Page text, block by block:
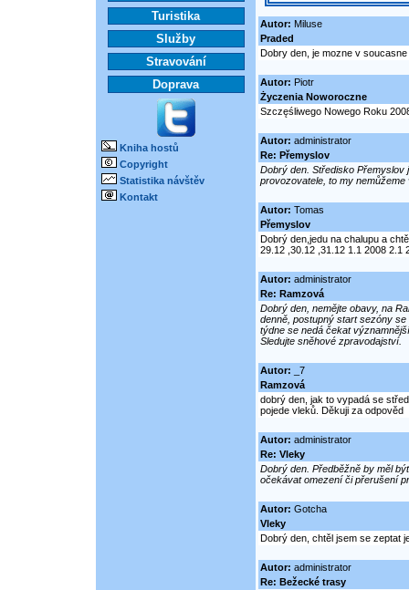
Turistika
Služby
Stravování
Doprava
Kniha hostů
Copyright
Statistika návštěv
Kontakt
Autor: Miluse
Praded
Dobry den, je mozne v
Autor: Piotr
Życzenia Noworoczne
Szczęśliwego Nowego Roku
Autor: administrator
Re: Přemyslov
Dobrý den. Středisko Přemyslov
provozovatele, to my nemůžeme
Autor: Tomas
Přemyslov
Dobrý den,jedu na chalupu a
29.12 ,30.12 ,31.12 1.1 2008 2.1
Autor: administrator
Re: Ramzová
Dobrý den, nemějte obavy, na
denně, postupný start sezóny
týdne se nedá čekat
Sledujte sněhové zpravodajství.
Autor: _7
Ramzová
dobrý den, jak to vypadá se
pojede vleků. Děkuji za odpověd
Autor: administrator
Re: Vleky
Dobrý den. Předběžně by měl
očekávat omezení či přerušení
Autor: Gotcha
Vleky
Dobrý den, chtěl jsem se zeptat
Autor: administrator
Re: Bežecké trasy